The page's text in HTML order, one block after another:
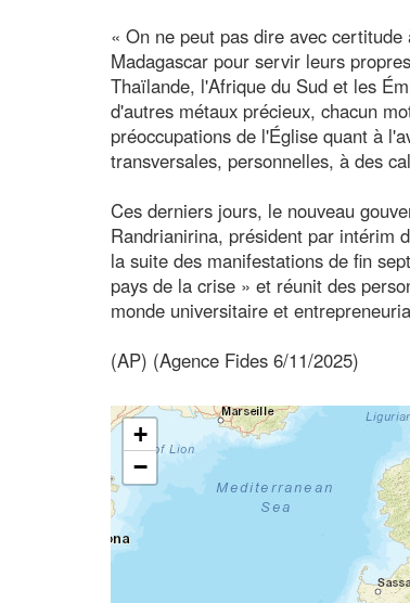
« On ne peut pas dire avec
Madagascar pour servir leurs
Thaïlande, l'Afrique du Sud et les
d'autres métaux précieux, chacun
préoccupations de l'Église quant à
transversales, personnelles, à des
Ces derniers jours, le nouveau
Randrianirina, président par intérim
la suite des manifestations de fin
pays de la crise » et réunit des
monde universitaire et
(AP) (Agence Fides 6/11/2025)
+
−